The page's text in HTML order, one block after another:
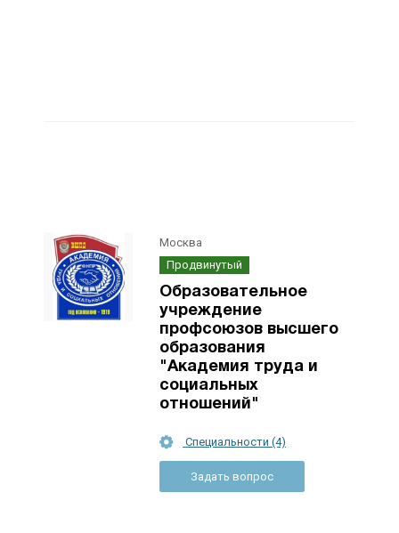
Москва
Продвинутый
Образовательное
учреждение
профсоюзов высшего
образования
"Академия труда и
социальных
отношений"
Специальности (4)
Задать вопрос